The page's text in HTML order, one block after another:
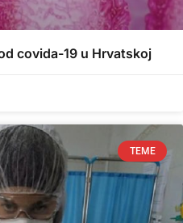
covida-19 u Hrvatskoj
TEME